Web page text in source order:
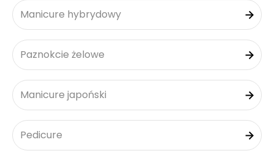
Manicure hybrydowy
Paznokcie żelowe
Manicure japoński
Pedicure